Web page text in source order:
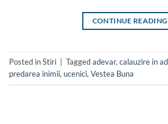
CONTINUE READING
Posted inStiri Taggedadevar, calauzire in
predarea inimii, ucenici, Vestea Buna